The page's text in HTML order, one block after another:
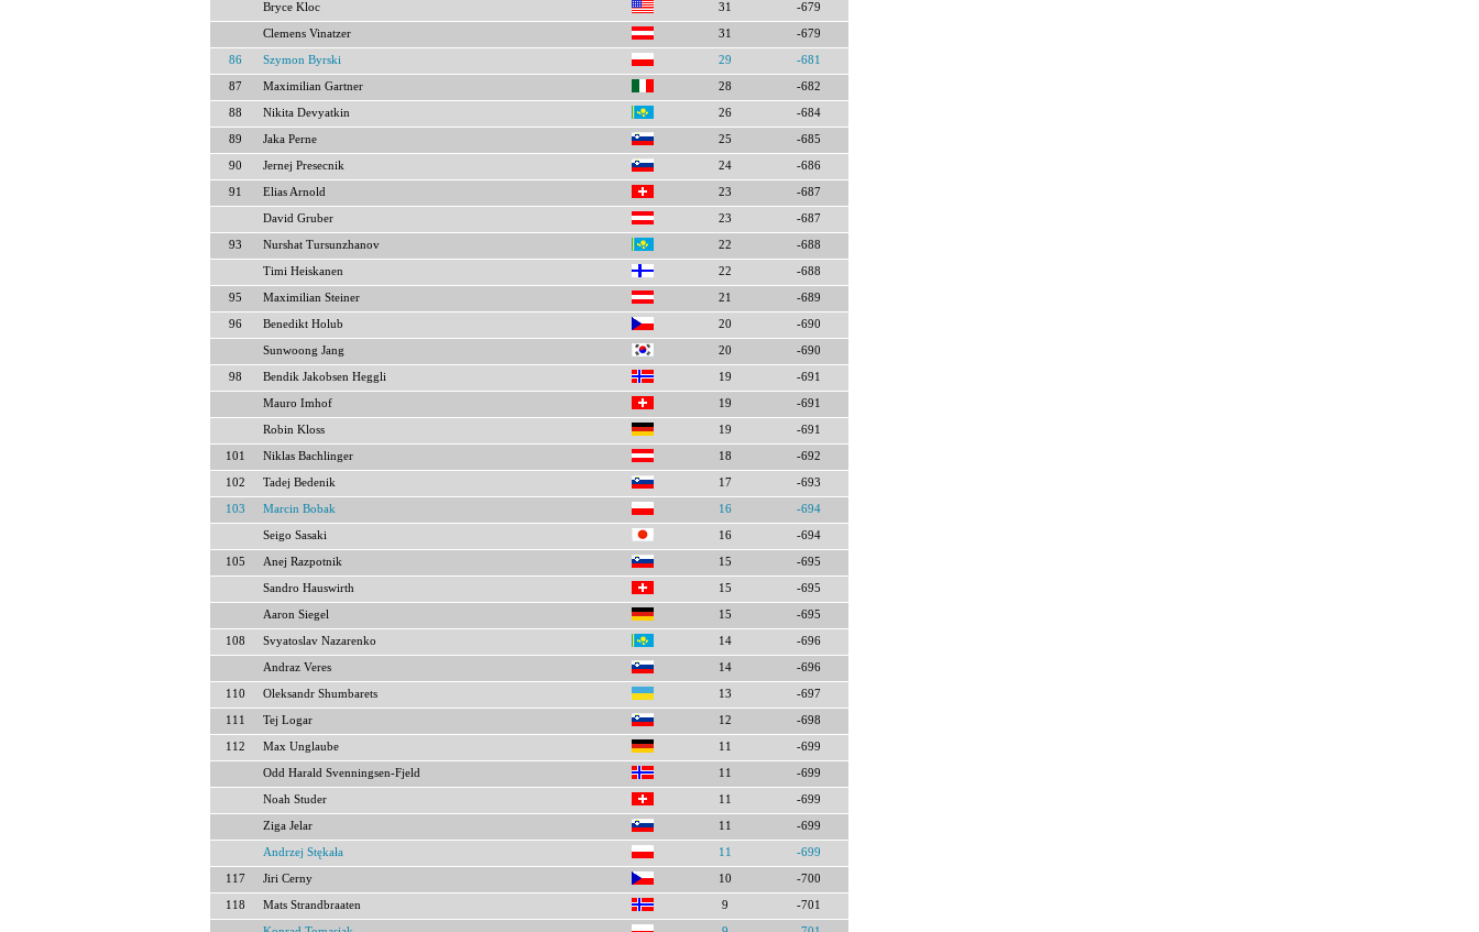
Bryce Kloc 31 -679
Clemens Vinatzer 31 -679
86 Szymon Byrski 29 -681
87 Maximilian Gartner 28 -682
88 Nikita Devyatkin 26 -684
89 Jaka Perne 25 -685
90 Jernej Presecnik 24 -686
91 Elias Arnold 23 -687
David Gruber 23 -687
93 Nurshat Tursunzhanov 22 -688
Timi Heiskanen 22 -688
95 Maximilian Steiner 21 -689
96 Benedikt Holub 20 -690
Sunwoong Jang 20 -690
98 Bendik Jakobsen Heggli 19 -691
Mauro Imhof 19 -691
Robin Kloss 19 -691
101 Niklas Bachlinger 18 -692
102 Tadej Bedenik 17 -693
103 Marcin Bobak 16 -694
Seigo Sasaki 16 -694
105 Anej Razpotnik 15 -695
Sandro Hauswirth 15 -695
Aaron Siegel 15 -695
108 Svyatoslav Nazarenko 14 -696
Andraz Veres 14 -696
110 Oleksandr Shumbarets 13 -697
111 Tej Logar 12 -698
112 Max Unglaube 11 -699
Odd Harald Svenningsen-Fjeld 11 -699
Noah Studer 11 -699
Ziga Jelar 11 -699
Andrzej Stękała 11 -699
117 Jiri Cerny 10 -700
118 Mats Strandbraaten 9 -701